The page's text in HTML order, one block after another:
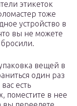
этикеток
тоже
устройство в
вы не можете
вещей в
один раз
есть
поместите в нее